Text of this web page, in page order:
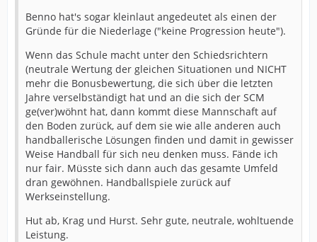
Benno hat's sogar kleinlaut angedeutet als einen der
Gründe für die Niederlage ("keine Progression heute").
Wenn das Schule macht unter den Schiedsrichtern
(neutrale Wertung der gleichen Situationen und NICHT
mehr die Bonusbewertung, die sich über die letzten
Jahre verselbständigt hat und an die sich der SCM
ge(ver)wöhnt hat, dann kommt diese Mannschaft auf
den Boden zurück, auf dem sie wie alle anderen auch
handballerische Lösungen finden und damit in gewisser
Weise Handball für sich neu denken muss. Fände ich
nur fair. Müsste sich dann auch das gesamte Umfeld
dran gewöhnen. Handballspiele zurück auf
Werkseinstellung.
Hut ab, Krag und Hurst. Sehr gute, neutrale, wohltuende
Leistung.